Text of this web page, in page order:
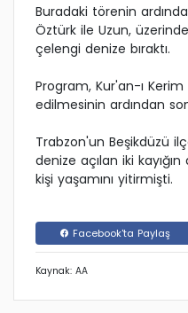
Buradaki törenin
Öztürk ile Uzun, üzerinde
çelengi denize bıraktı.
Program, Kur'an-ı
edilmesinin ardından
Trabzon'un Beşikdüzü
denize açılan iki
kişi yaşamını yitirmişti.
Facebook'ta Paylaş
Kaynak: AA